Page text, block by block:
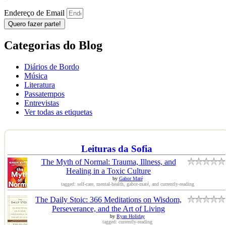
Endereço de Email
Quero fazer parte!
Categorias do Blog
Diários de Bordo
Música
Literatura
Passatempos
Entrevistas
Ver todas as etiquetas
Leituras da Sofia
The Myth of Normal: Trauma, Illness, and
Healing in a Toxic Culture
by Gabor Maté
tagged: self-care, mental-health, gabor-maté, and currently-reading
The Daily Stoic: 366 Meditations on Wisdom,
Perseverance, and the Art of Living
by Ryan Holiday
tagged: currently-reading